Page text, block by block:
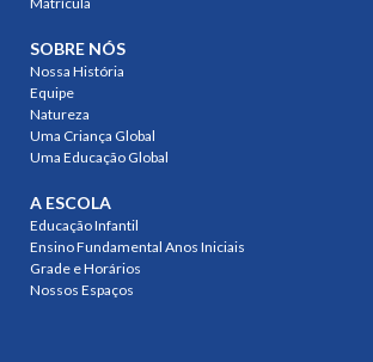
SOBRE NÓS
Nossa História
Equipe
Natureza
Uma Criança Global
Uma Educação Global
A ESCOLA
Educação Infantil
Ensino Fundamental Anos Iniciais
Grade e Horários
Nossos Espaços